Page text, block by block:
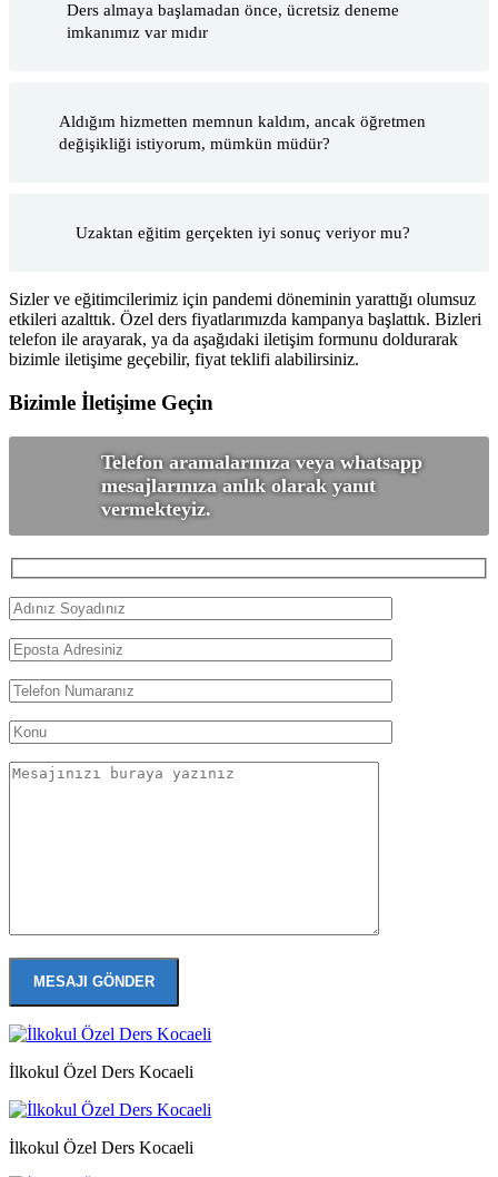
Ders almaya başlamadan önce, ücretsiz deneme
imkanımız var mıdır
Aldığım hizmetten memnun kaldım, ancak öğretmen
değişikliği istiyorum, mümkün müdür?
Uzaktan eğitim gerçekten iyi sonuç veriyor mu?
Sizler ve eğitimcilerimiz için pandemi döneminin yarattığı olumsuz
etkileri azalttık. Özel ders fiyatlarımızda kampanya başlattık. Bizleri
telefon ile arayarak, ya da aşağıdaki iletişim formunu doldurarak
bizimle iletişime geçebilir, fiyat teklifi alabilirsiniz.
Bizimle İletişime Geçin
Telefon aramalarınıza veya whatsapp
mesajlarınıza anlık olarak yanıt
vermekteyiz.
İlkokul Özel Ders Kocaeli
İlkokul Özel Ders Kocaeli